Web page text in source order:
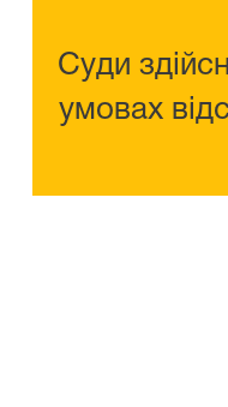
Суди
умовах